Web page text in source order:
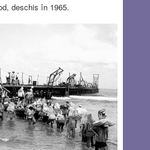
deschis în 1965.